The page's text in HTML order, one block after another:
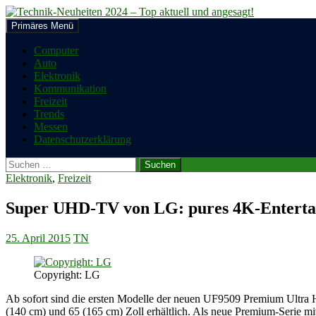
Zum
Inhalt
springen
Technik-Neuheiten 2024 – Top
Suchen
Primäres Menü
Computer
Auto
Elektronik
Kommunikation
Freizeit
Trends
Messen
Datenschutzerklärung
Suchen
nach:
Elektronik, Freizeit
Super UHD-TV von LG: pures 4K-
25. April 2015 TN
Copyright: LG
Ab sofort sind die ersten Modelle der neuen UF9509 Premium
(140 cm) und 65 (165 cm) Zoll erhältlich. Als neue Premium-Serie